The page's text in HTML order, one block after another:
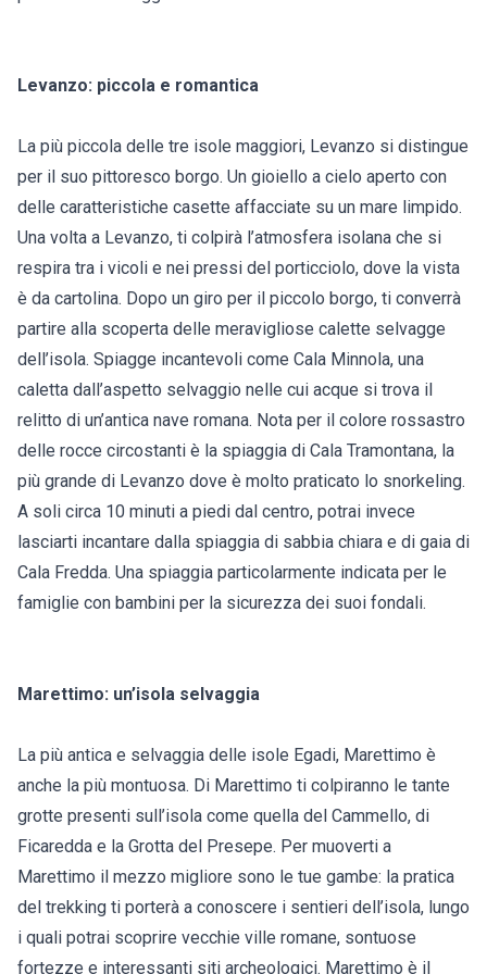
Levanzo: piccola e romantica
La più piccola delle tre isole maggiori, Levanzo si distingue
per il suo pittoresco borgo. Un gioiello a cielo aperto con
delle caratteristiche casette affacciate su un mare limpido.
Una volta a Levanzo, ti colpirà l’atmosfera isolana che si
respira tra i vicoli e nei pressi del porticciolo, dove la vista
è da cartolina. Dopo un giro per il piccolo borgo, ti converrà
partire alla scoperta delle meravigliose calette selvagge
dell’isola. Spiagge incantevoli come Cala Minnola, una
caletta dall’aspetto selvaggio nelle cui acque si trova il
relitto di un’antica nave romana. Nota per il colore rossastro
delle rocce circostanti è la spiaggia di Cala Tramontana, la
più grande di Levanzo dove è molto praticato lo snorkeling.
A soli circa 10 minuti a piedi dal centro, potrai invece
lasciarti incantare dalla spiaggia di sabbia chiara e di gaia di
Cala Fredda. Una spiaggia particolarmente indicata per le
famiglie con bambini per la sicurezza dei suoi fondali.
Marettimo: un’isola selvaggia
La più antica e selvaggia delle isole Egadi, Marettimo è
anche la più montuosa. Di Marettimo ti colpiranno le tante
grotte presenti sull’isola come quella del Cammello, di
Ficaredda e la Grotta del Presepe. Per muoverti a
Marettimo il mezzo migliore sono le tue gambe: la pratica
del trekking ti porterà a conoscere i sentieri dell’isola, lungo
i quali potrai scoprire vecchie ville romane, sontuose
fortezze e interessanti siti archeologici. Marettimo è il